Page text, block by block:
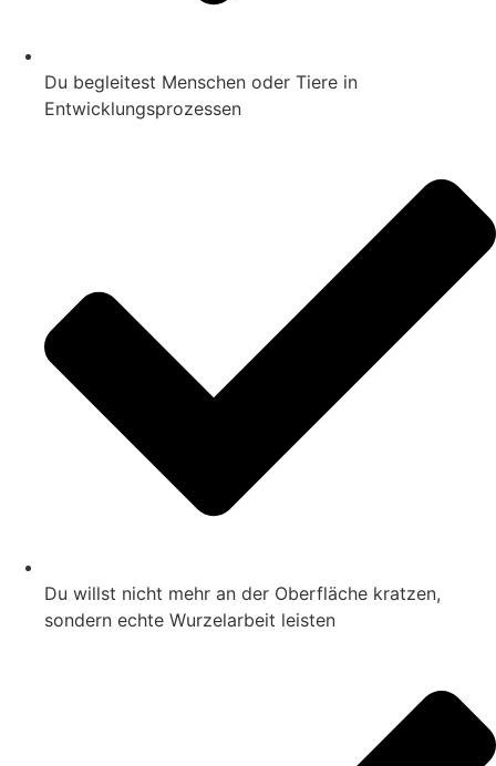
Du begleitest Menschen oder Tiere in
Entwicklungsprozessen
Du willst nicht mehr an der Oberfläche kratzen,
sondern echte Wurzelarbeit leisten